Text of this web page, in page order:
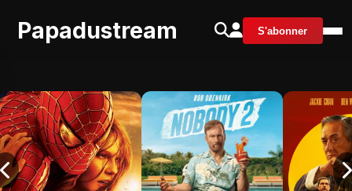
Papadustream S'abonner